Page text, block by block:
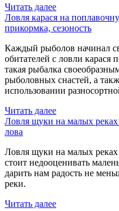
Читать далее
Ловля карася на
прикормка, сезоность
Каждый рыболов начинал
обитателей с ловли карася
такая рыбалка
рыболовных снастей, а
использовании
Читать далее
Ловля щуки на малых
лова
Ловля щуки на малых реках
стоит недооценивать
дарить нам радость не
реки.
Читать далее